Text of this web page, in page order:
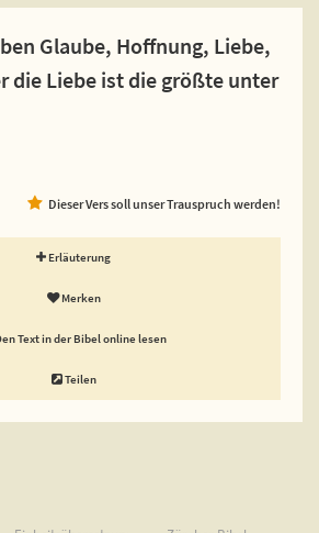
Glaube, Hoffnung, Liebe,
die Liebe ist die größte unter
Dieser Vers soll unser Trauspruch werden!
Erläuterung
Merken
Text in der Bibel online lesen
Teilen